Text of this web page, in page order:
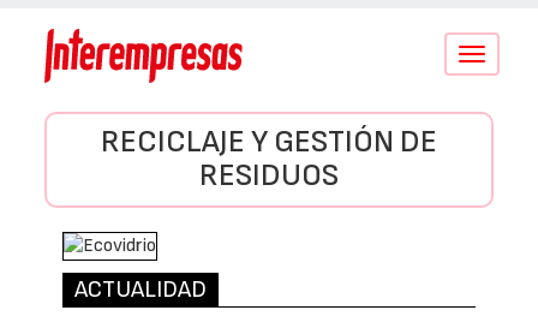
Conmutar
RECICLAJE Y GESTIÓN DE
RESIDUOS
ACTUALIDAD